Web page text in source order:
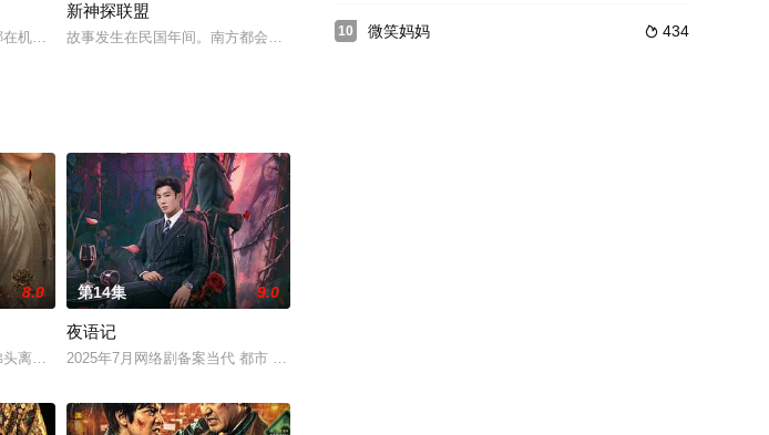
的巫医挚友为救柔儿，苦心钻研解药，终于在一
关特务头子井田裕次郎的陷阱，陈浅置之死地，幸得潜伏在梅机关的共产党员“飞
机缘巧合下来到了古代阎城，成为了县令郭子杰的童养媳，二人携手屡破奇案的故事。而随着两人彼此倾心，情谊渐
新神探联盟
故事发生在民国年间。南方都会德城是一座充满罪恶的城市，这天，警局公孙泽（王凯 饰）探长收到“蓝信人”
姐楚梓鸢带着滔天恨意，在屠刀落地的瞬间，灵
术的支持下，通过摸排、勘查等传统刑侦手段，接连破获数起重案要案的艰难过程
8.0
离奇失窃，戏班主横尸戏台，将冷血少帅许又安与昆曲名伶荣筱楠推向不死不休的对立绝境。而他们不知，对方正是
第14集 9.0
夜语记
2025年7月网络剧备案当代 都市 海南越酷文化传媒有限公司
10  434
微笑妈妈